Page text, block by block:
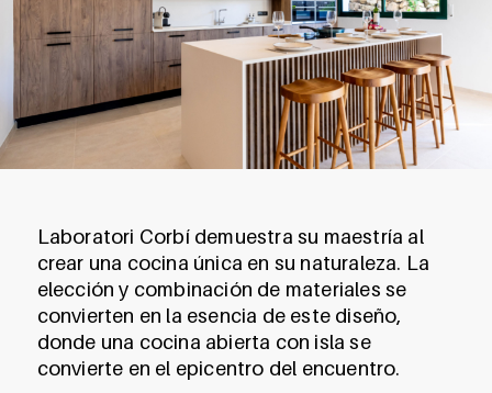
Laboratori Corbí demuestra su maestría al
crear una cocina única en su naturaleza. La
elección y combinación de materiales se
convierten en la esencia de este diseño,
donde una cocina abierta con isla se
convierte en el epicentro del encuentro.